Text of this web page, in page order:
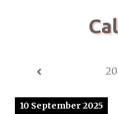
10 September 2025